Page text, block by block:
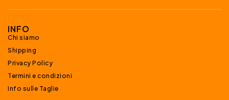
INFO
Chi siamo
Shipping
Privacy Policy
Termini e condizioni
Info sulle Taglie